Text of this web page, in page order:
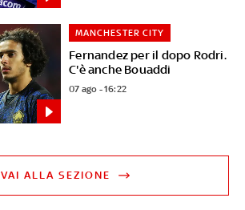
Fernandez per il dopo Rodri.
C'è anche Bouaddi
MANCHESTER CITY
07 ago - 16:22
VAI ALLA SEZIONE